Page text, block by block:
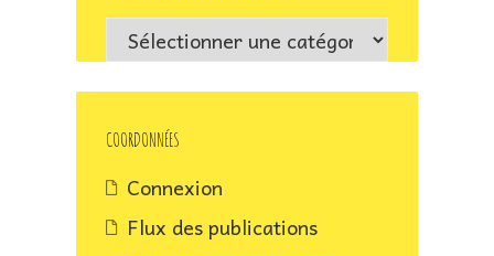
Les
livres
à
paraître
COORDONNÉES
Connexion
Flux des publications